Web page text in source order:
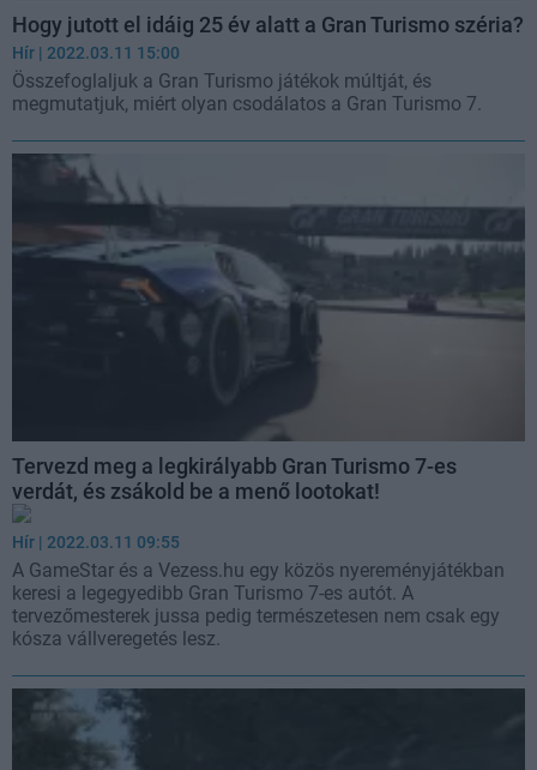
Hogy jutott el idáig 25 év alatt a Gran Turismo széria?
Hír | 2022.03.11 15:00
Összefoglaljuk a Gran Turismo játékok múltját, és
megmutatjuk, miért olyan csodálatos a Gran Turismo 7.
Tervezd meg a legkirályabb Gran Turismo 7-es
verdát, és zsákold be a menő lootokat!
Hír | 2022.03.11 09:55
A GameStar és a Vezess.hu egy közös nyereményjátékban
keresi a legegyedibb Gran Turismo 7-es autót. A
tervezőmesterek jussa pedig természetesen nem csak egy
kósza vállveregetés lesz.